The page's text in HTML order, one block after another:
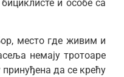
и особе са
место где живим и
немају тротоаре
да се крећу